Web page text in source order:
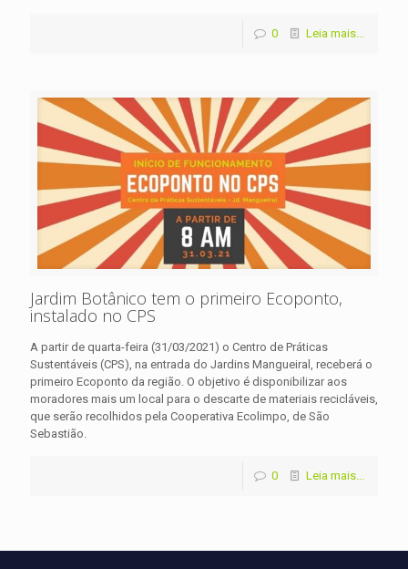
0 Leia mais...
Jardim Botânico tem o primeiro Ecoponto,
instalado no CPS
A partir de quarta-feira (31/03/2021) o Centro de Práticas
Sustentáveis (CPS), na entrada do Jardins Mangueiral, receberá o
primeiro Ecoponto da região. O objetivo é disponibilizar aos
moradores mais um local para o descarte de materiais recicláveis,
que serão recolhidos pela Cooperativa Ecolimpo, de São
Sebastião.
0 Leia mais...